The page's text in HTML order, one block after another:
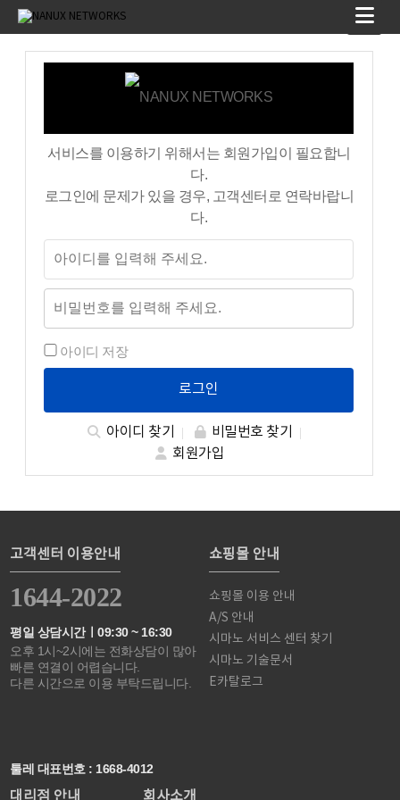
서비스를 이용하기 위해서는 회원가입이 필요합니
다.
로그인에 문제가 있을 경우, 고객센터로 연락바랍니
다.
아이디 저장
로그인
아이디 찾기
비밀번호 찾기
회원가입
고객센터 이용안내
1644-2022
평일 상담시간ㅣ09:30 ~ 16:30
오후 1시~2시에는 전화상담이 많아
빠른 연결이 어렵습니다.
다른 시간으로 이용 부탁드립니다.
툴레 대표번호 : 1668-4012
쇼핑몰 안내
쇼핑몰 이용 안내
A/S 안내
시마노 서비스 센터 찾기
시마노 기술문서
E카탈로그
대리점 안내 회사소개